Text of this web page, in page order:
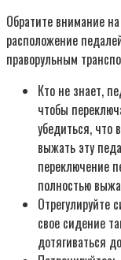
Обратите внимание
расположение
праворульным
Кто не знает,
чтобы
убедиться, что
выжать эту
переключение
полностью
Отрегулируйте
свое сидение
дотягиваться